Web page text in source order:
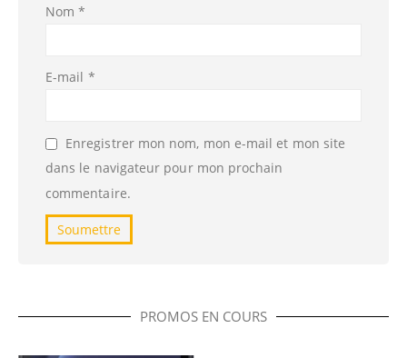
Nom*
E-mail *
Enregistrer mon nom, mon e-mail et mon site
dans le navigateur pour mon prochain
commentaire.
PROMOS EN COURS